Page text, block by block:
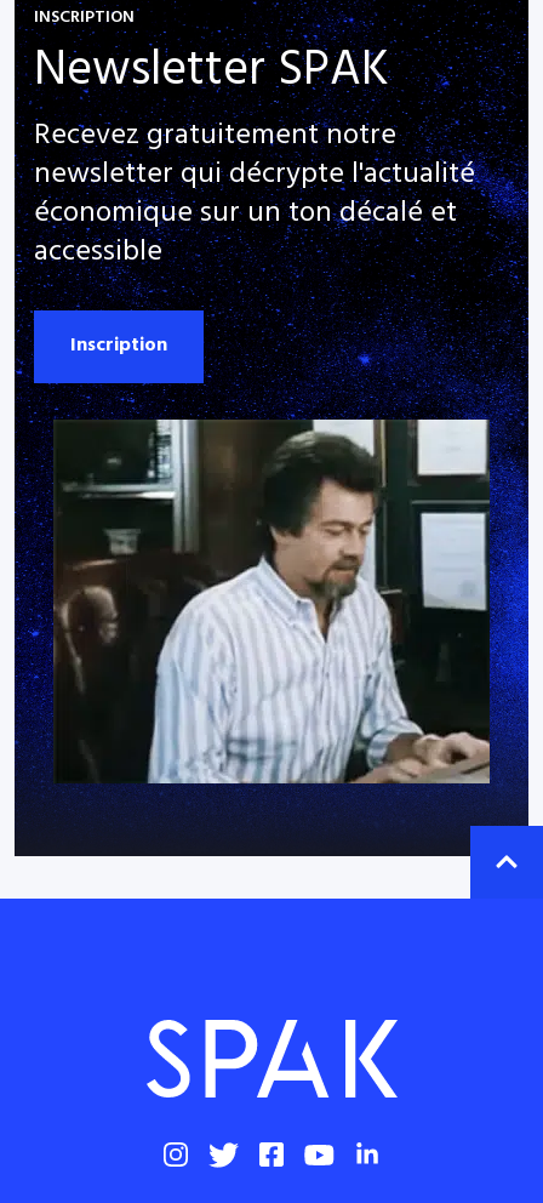
INSCRIPTION
Newsletter SPAK
Recevez gratuitement notre
newsletter qui décrypte l'actualité
économique sur un ton décalé et
accessible
Inscription